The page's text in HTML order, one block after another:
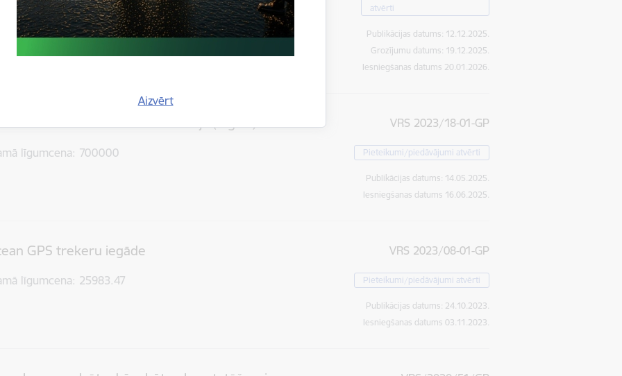
Aizvērt
līgumcena 2000000
atvērti
Publikācijas datums: 12.12.2025.
Grozījumu datums: 19.12.2025.
Iesniegšanas datums 20.01.2026.
sistēmu modernizācija (4 gadi)
līgumcena 700000
VRS 2023/18-01-GP
Pieteikumi/piedāvājumi atvērti
Publikācijas datums: 14.05.2025.
Iesniegšanas datums 16.06.2025.
GPS trekeru iegāde
līgumcena 25983.47
VRS 2023/08-01-GP
Pieteikumi/piedāvājumi atvērti
Publikācijas datums: 24.10.2023.
Iesniegšanas datums 03.11.2023.